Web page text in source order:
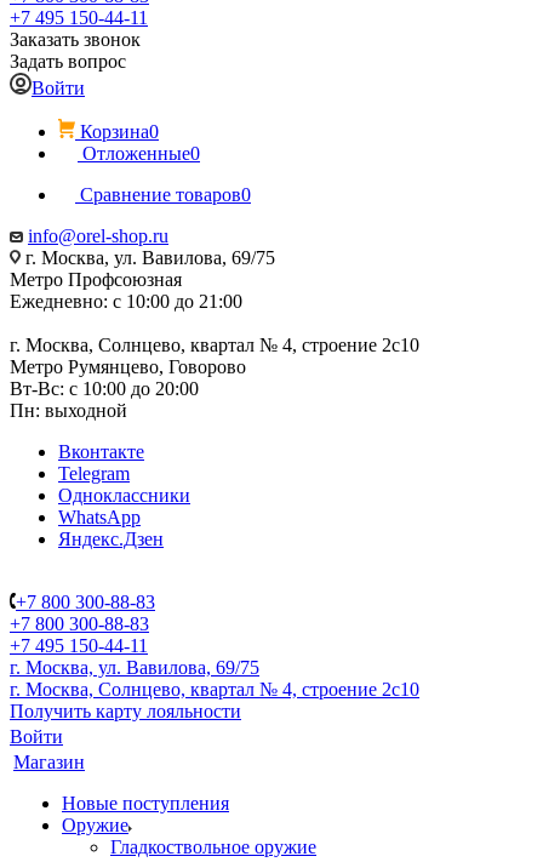
+7 495 150-44-11
Заказать звонок
Задать вопрос
Войти
Корзина0
Отложенные0
Сравнение товаров0
info@orel-shop.ru
г. Москва, ул. Вавилова, 69/75
Метро Профсоюзная
Ежедневно: с 10:00 до 21:00
г. Москва, Солнцево, квартал № 4, строение 2с10
Метро Румянцево, Говорово
Вт-Вс: с 10:00 до 20:00
Пн: выходной
Вконтакте
Telegram
Одноклассники
WhatsApp
Яндекс.Дзен
+7 800 300-88-83
+7 800 300-88-83
+7 495 150-44-11
г. Москва, ул. Вавилова, 69/75
г. Москва, Солнцево, квартал № 4, строение 2с10
Получить карту лояльности
Войти
Магазин
Новые поступления
Оружие
Гладкоствольное оружие